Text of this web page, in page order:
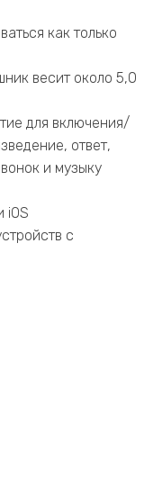
как только
весит около 5,0
для включения/
ответ,
и музыку
iOS
с